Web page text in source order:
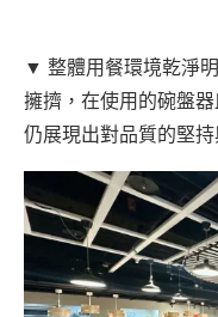
▼ 整體用餐環境乾淨
擁擠，在使用的碗盤
仍展現出對品質的堅